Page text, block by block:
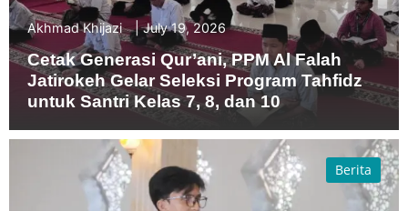
Akhmad Khijazi July 19, 2026
Cetak Generasi Qur’ani, PPM Al Falah
Jatirokeh Gelar Seleksi Program Tahfidz
untuk Santri Kelas 7, 8, dan 10
Berita